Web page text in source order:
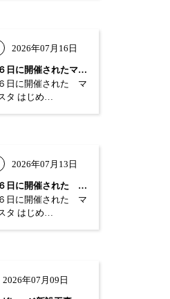
2026年07月16日
４月２５日、２６日に開催されたマイフォー…
日に開催された マ
タ はじめ…
2026年07月13日
４月２５日、２６日に開催された マイフォ…
日に開催された マ
タ はじめ…
2026年07月09日